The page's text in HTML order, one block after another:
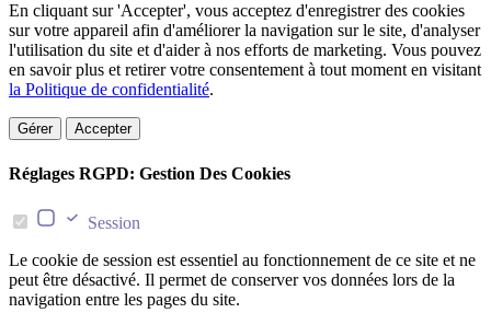
En cliquant sur 'Accepter', vous acceptez d'enregistrer des cookies
sur votre appareil afin d'améliorer la navigation sur le site, d'analyser
l'utilisation du site et d'aider à nos efforts de marketing. Vous pouvez
en savoir plus et retirer votre consentement à tout moment en visitant
la Politique de confidentialité.
Gérer Accepter
Réglages RGPD: Gestion Des Cookies
Session
Le cookie de session est essentiel au fonctionnement de ce site et ne
peut être désactivé. Il permet de conserver vos données lors de la
navigation entre les pages du site.